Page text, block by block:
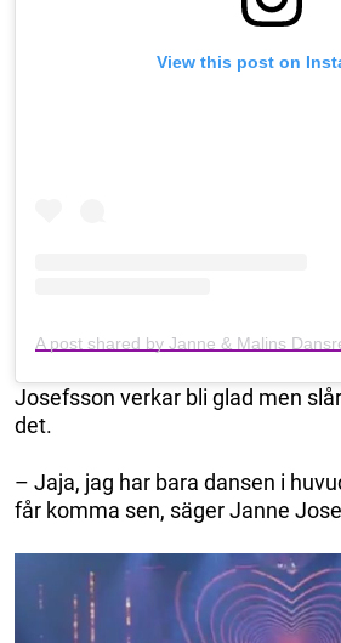
View this post on
Josefsson verkar bli glad men
det.
– Jaja, jag har bara dansen i
får komma sen, säger Janne